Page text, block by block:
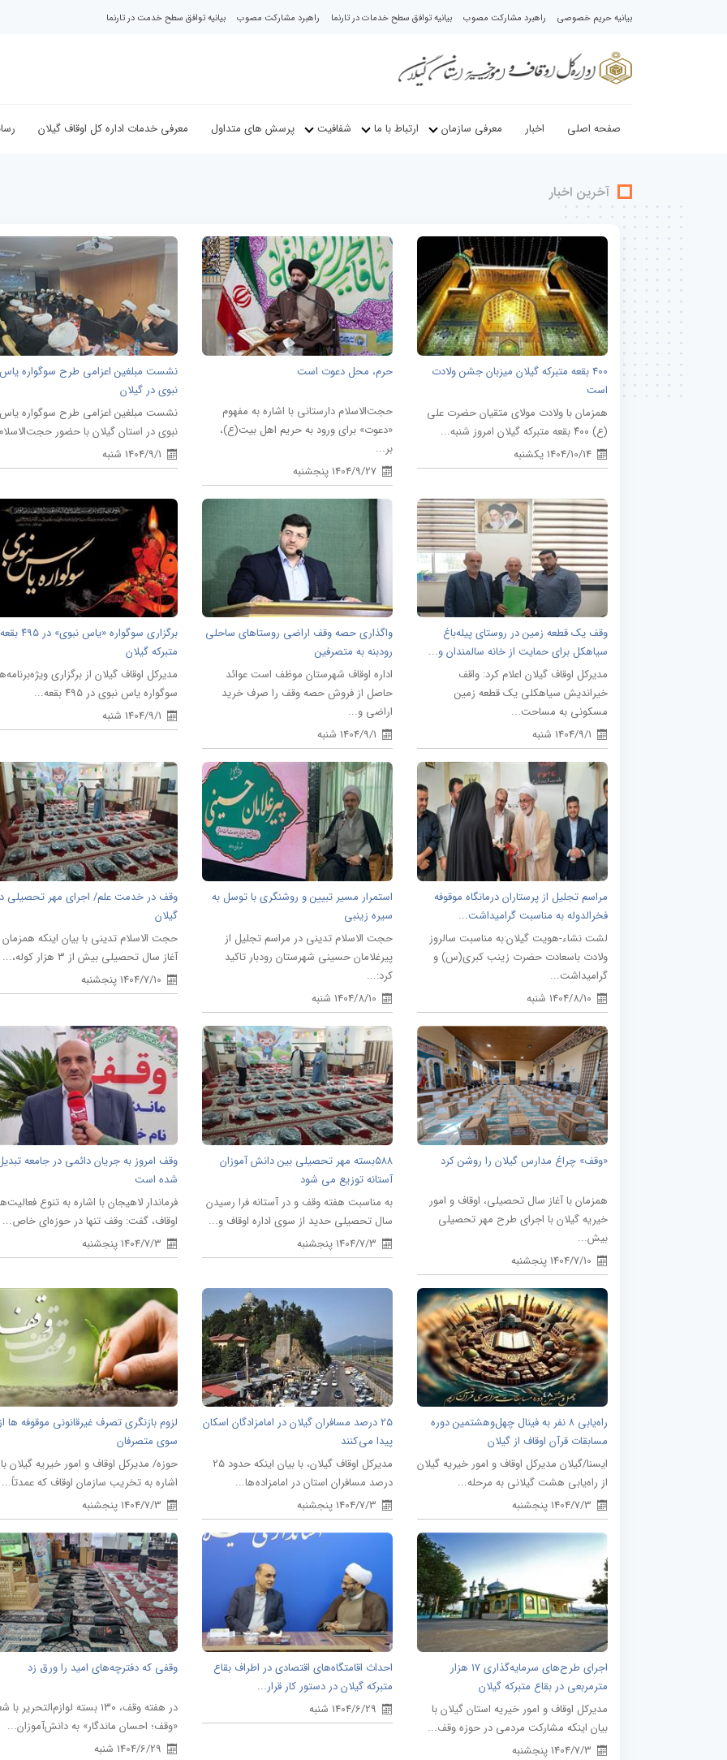
بیانیه حریم خصوصی راهبرد مشارکت مصوب بیانیه توافق سطح خدمات در تارنما راهبرد مشارکت مصوب بیانیه توافق سطح خدمت در تارنما
صفحه اصلی اخبار معرفی سازمان ارتباط با ما شفافیت پرسش های متداول معرفی خدمات اداره کل اوقاف گیلان
آخرین اخبار
400 بقعه متبرکه گیلان میزبان جشن ولادت
است
همزمان با ولادت مولای متقیان‌ حضرت علی
(ع) ۴۰۰ بقعه متبرکه گیلان امروز شنبه...
1404/10/14 یکشنبه
حرم، محل دعوت است
حجت‌الاسلام دارستانی با اشاره به مفهوم
«دعوت» برای ورود به حریم اهل بیت(ع)،
بر...
1404/9/27 پنجشنبه
نشست مبلغین اعزامی طرح سوگواره یاس
نبوی در گیلان
نشست مبلغین اعزامی طرح سوگواره یاس
نبوی در استان گیلان با حضور
1404/9/1 شنبه
وقف یک قطعه زمین در روستای پیله‌باغ
سیاهکل برای حمایت از خانه سالمندان و...
مدیرکل اوقاف گیلان اعلام کرد: واقف
خیراندیش سیاهکلی یک قطعه زمین
مسکونی به مساحت...
1404/9/1 شنبه
واگذاری حصه وقف اراضی روستاهای ساحلی
رودبنه به متصرفین
اداره اوقاف شهرستان موظف است عوائد
حاصل از فروش حصه وقف را صرف خرید
اراضی و...
1404/9/1 شنبه
برگزاری سوگواره «یاس نبوی» در ۴۹۵ بقعه
متبرکه گیلان
مدیرکل اوقاف گیلان از برگزاری
سوگواره یاس نبوی در ۴۹۵ بقعه...
1404/9/1 شنبه
مراسم تجلیل از پرستاران درمانگاه موقوفه
فخرالدوله به مناسبت گرامیداشت...
لشت نشاء-هویت گیلان:به مناسبت سالروز
ولادت باسعادت حضرت زینب کبری(س) و
گرامیداشت...
1404/8/10 شنبه
استمرار مسیر تبیین و روشنگری با توسل به
سیره زینبی
حجت الاسلام تدینی در مراسم تجلیل از
پیرغلامان حسینی شهرستان رودبار تاکید
کرد:...
1404/8/10 شنبه
وقف در خدمت علم/ اجرای مهر تحصیلی
گیلان
حجت الاسلام تدینی با بیان اینکه همزمان
آغاز سال تحصیلی بیش از ۳ هزار کوله،...
1404/7/10 پنجشنبه
«وقف» چراغ مدارس گیلان را روشن کرد
همزمان با آغاز سال تحصیلی، اوقاف و امور
خیریه گیلان با اجرای طرح مهر تحصیلی
بیش...
1404/7/10 پنجشنبه
۵۸۸بسته مهر تحصیلی بین دانش آموزان
آستانه توزیع می شود
به مناسبت هفته وقف و در آستانه فرا رسیدن
سال تحصیلی حدید از سوی اداره اوقاف و...
1404/7/3 پنجشنبه
وقف امروز به جریان دائمی در جامعه
شده است
فرماندار لاهیجان با اشاره به تنوع
اوقاف، گفت: وقف تنها در حوزه‌ای خاص...
1404/7/3 پنجشنبه
راه‌یابی ۸ نفر به فینال چهل‌وهشتمین دوره
مسابقات قرآن اوقاف از گیلان
ایسنا/گیلان مدیرکل اوقاف و امور خیریه گیلان
از راه‌یابی هشت گیلانی به مرحله...
1404/7/3 پنجشنبه
۲۵ درصد مسافران گیلان در امامزادگان اسکان
پیدا می کنند
مدیرکل اوقاف گیلان، با بیان اینکه حدود ۲۵
درصد مسافران استان در امامزاده ها...
1404/7/3 پنجشنبه
لزوم بازنگری تصرف غیرقانونی موقوفه ها
سوی متصرفان
حوزه/ مدیرکل اوقاف و امور خیریه گیلان با
اشاره به تخریب سازمان اوقاف که عمدتاً...
1404/7/3 پنجشنبه
اجرای طرح‌های سرمایه‌گذاری ۱۷ هزار
مترمربعی در بقاع متبرکه گیلان
مدیرکل اوقاف و امور خیریه استان گیلان با
بیان اینکه مشارکت مردمی در حوزه وقف...
1404/7/3 پنجشنبه
احداث اقامتگاه‌های اقتصادی در اطراف بقاع
متبرکه گیلان در دستور کار قرار...
1404/6/29 شنبه
وقفی که دفترچه‌های امید را ورق زد
در هفته وقف، ۱۳۰ بسته لوازم‌التحریر با
«وقف؛ احسان ماندگار» به دانش‌آموزان...
1404/6/29 شنبه